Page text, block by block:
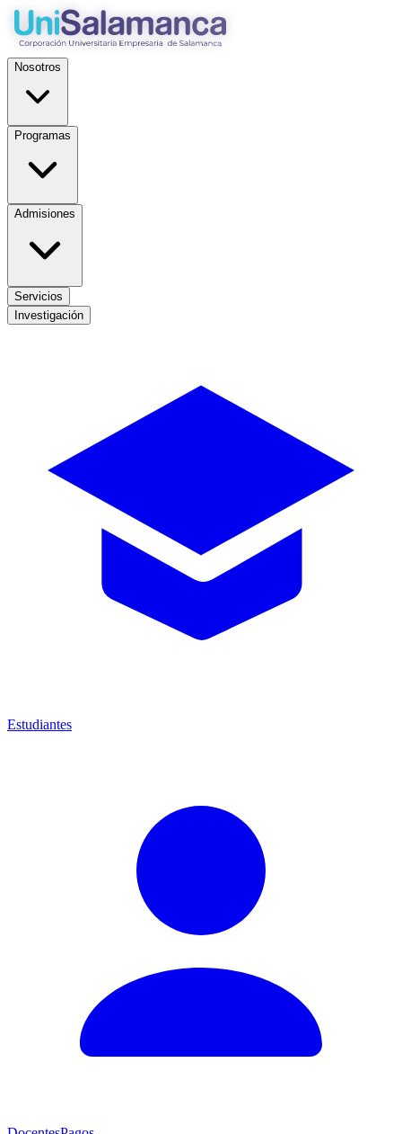
Nosotros
Programas
Admisiones
Servicios
Investigación
Estudiantes